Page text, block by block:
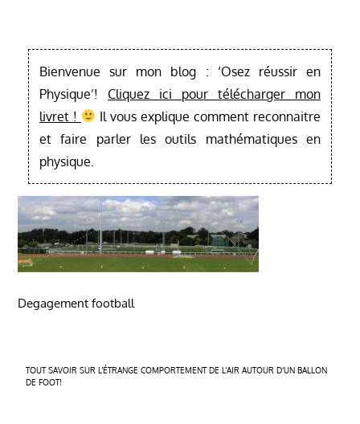
Bienvenue sur mon blog : ‘Osez réussir en
Physique’! Cliquez ici pour télécharger mon
livret !
Il vous explique comment reconnaitre
et faire parler les outils mathématiques en
physique.
Degagement football
Navigation
de
TOUT SAVOIR SUR L’ÉTRANGE COMPORTEMENT DE L’AIR AUTOUR D’UN BALLON
DE FOOT!